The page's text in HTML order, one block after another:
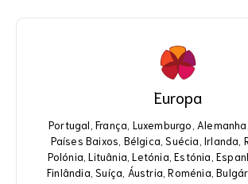
Europa
Portugal, França, Luxemburgo,
Países Baixos, Bélgica, Suécia, Irlanda,
Polónia, Lituânia, Letónia, Estónia,
Finlândia, Suíça, Áustria, Roménia,
Europe
Portugal, França, Luxemburgo,
Países Baixos, Bélgica, Suécia, Irlanda,
Polónia, Lituânia, Letónia, Estónia,
Finlândia, Suíça, Áustria, Roménia,